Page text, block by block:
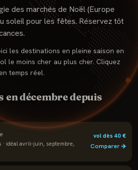
des marchés de Noël (Europe
soleil pour les fêtes. Réservez tôt
les destinations en pleine saison en
le moins cher au plus cher. Cliquez
temps réel.
endécembredepuis
idéal avril–juin, septembre,
vol dès40€
Comparer ✈️